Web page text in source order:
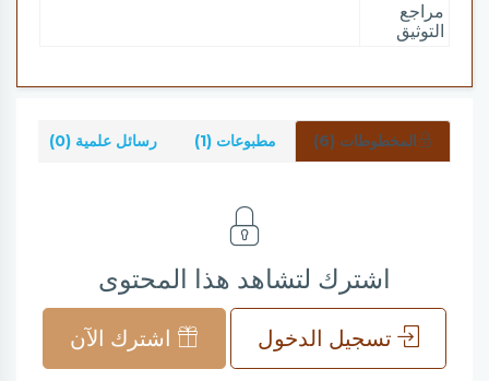
مراجع
التوثيق
المخطوطات (6) مطبوعات (1) رسائل علمية (0)
اشترك لتشاهد هذا المحتوى
تسجيل الدخول اشترك الآن